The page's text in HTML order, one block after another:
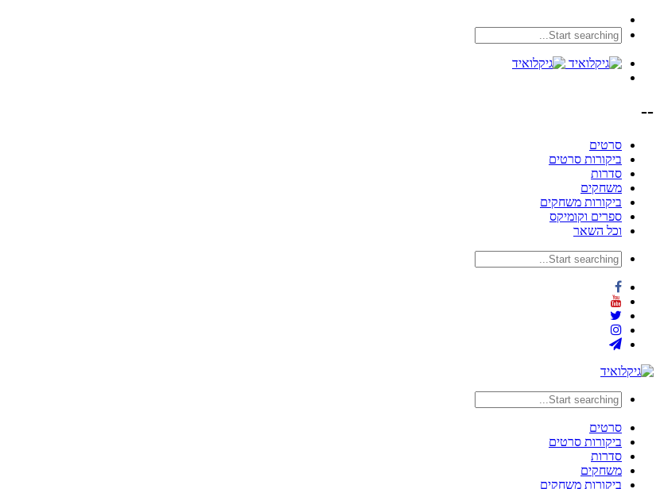
--
סרטים
ביקורות סרטים
סדרות
משחקים
ביקורות משחקים
ספרים וקומיקס
וכל השאר
סרטים
ביקורות סרטים
סדרות
משחקים
ביקורות משחקים